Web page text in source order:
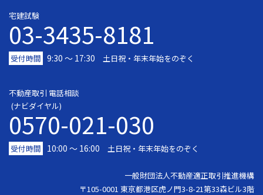
宅建試験
03-3435-8181
受付時間 9:30 〜 17:30 土日祝・年末年始をのぞく
不動産取引 電話相談
(ナビダイヤル)
0570-021-030
受付時間 10:00 ～ 16:00 土日祝・年末年始をのぞく
一般財団法人不動産適正取引推進機構
〒105-0001 東京都港区虎ノ門3-8-21第33森ビル3階